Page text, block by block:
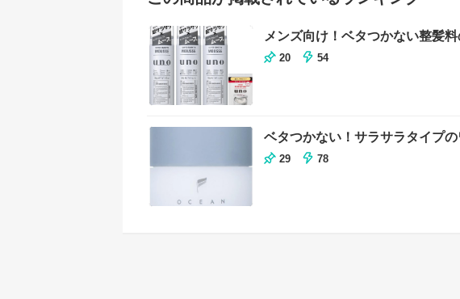
メンズ向け！ベタつかない整髪
20 54
ベタつかない！サラサラタイプ
29 78